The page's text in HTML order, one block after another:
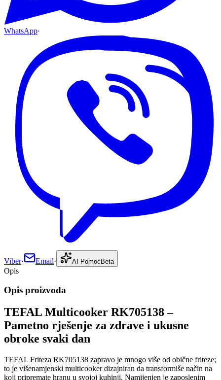
WhatsApp·
Viber· Email· AI Pomoć Beta
Opis
Opis proizvoda
TEFAL Multicooker RK705138 –
Pametno rješenje za zdrave i ukusne
obroke svaki dan
TEFAL Friteza RK705138 zapravo je mnogo više od obične friteze;
to je višenamjenski multicooker dizajniran da transformiše način na
koji pripremate hranu u svojoj kuhinji. Namijenjen je zaposlenim